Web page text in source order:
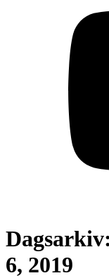
Dagsarkiv:
6, 2019